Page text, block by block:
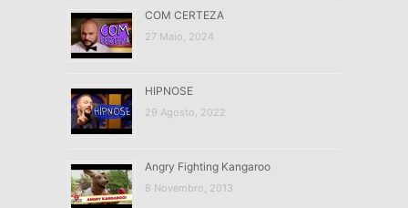
COM CERTEZA
27 Maio, 2024
HIPNOSE
29 Agosto, 2022
Angry Fighting Kangaroo
8 Novembro, 2013